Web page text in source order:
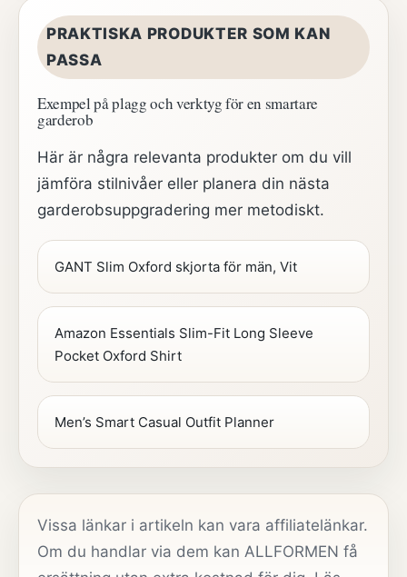
PRAKTISKA PRODUKTER SOM KAN
PASSA
Exempel på plagg och verktyg för en smartare
garderob
Här är några relevanta produkter om du vill
jämföra stilnivåer eller planera din nästa
garderobsuppgradering mer metodiskt.
GANT Slim Oxford skjorta för män, Vit
Amazon Essentials Slim-Fit Long Sleeve
Pocket Oxford Shirt
Men’s Smart Casual Outfit Planner
Vissa länkar i artikeln kan vara affiliatelänkar.
Om du handlar via dem kan ALLFORMEN få